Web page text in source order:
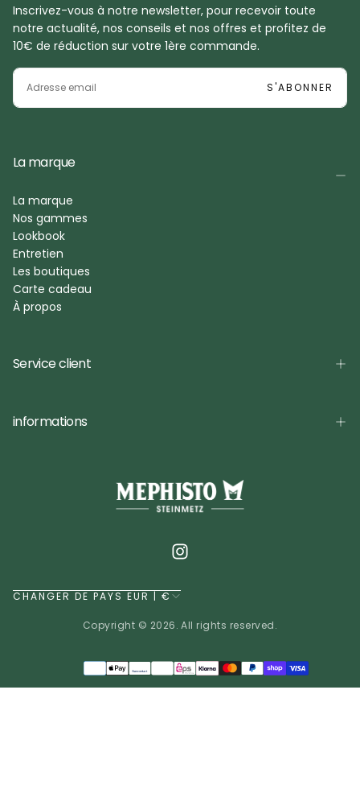
Inscrivez-vous à notre newsletter, pour recevoir toute
notre actualité, nos conseils et nos offres et profitez de
10€ de réduction sur votre 1ère commande.
EMAIL
S'ABONNER
La marque
La marque
Nos gammes
Lookbook
Entretien
Les boutiques
Carte cadeau
À propos
Service client
informations
CHANGER DE PAYS EUR | €
Copyright © 2026. All rights reserved.
Méthodes
de